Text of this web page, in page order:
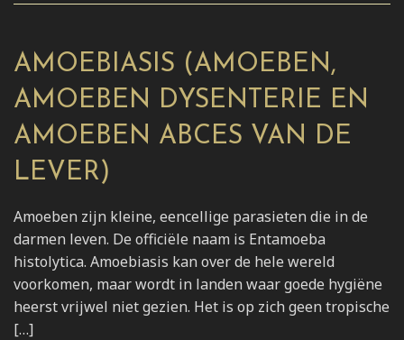
AMOEBIASIS (AMOEBEN,
AMOEBEN DYSENTERIE EN
AMOEBEN ABCES VAN DE
LEVER)
Amoeben zijn kleine, eencellige parasieten die in de
darmen leven. De officiële naam is Entamoeba
histolytica. Amoebiasis kan over de hele wereld
voorkomen, maar wordt in landen waar goede hygiëne
heerst vrijwel niet gezien. Het is op zich geen tropische
[…]